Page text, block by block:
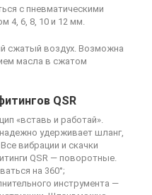
с пневматическими
4, 6, 8, 10 и 12 мм.
сжатый воздух. Возможна
масла в сжатом
QSR
«вставь и работай».
удерживает шланг,
вибрации и скачки
QSR — поворотные.
на 360°;
инструмента —